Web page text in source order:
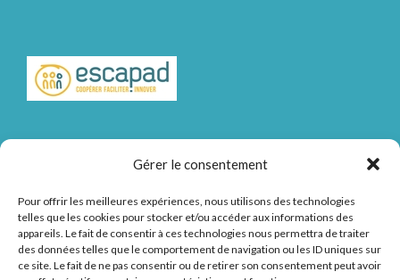
Gérer le consentement
Pour offrir les meilleures expériences, nous utilisons des technologies
telles que les cookies pour stocker et/ou accéder aux informations des
appareils. Le fait de consentir à ces technologies nous permettra de traiter
des données telles que le comportement de navigation ou les ID uniques sur
ce site. Le fait de ne pas consentir ou de retirer son consentement peut avoir
Accueil
Contact